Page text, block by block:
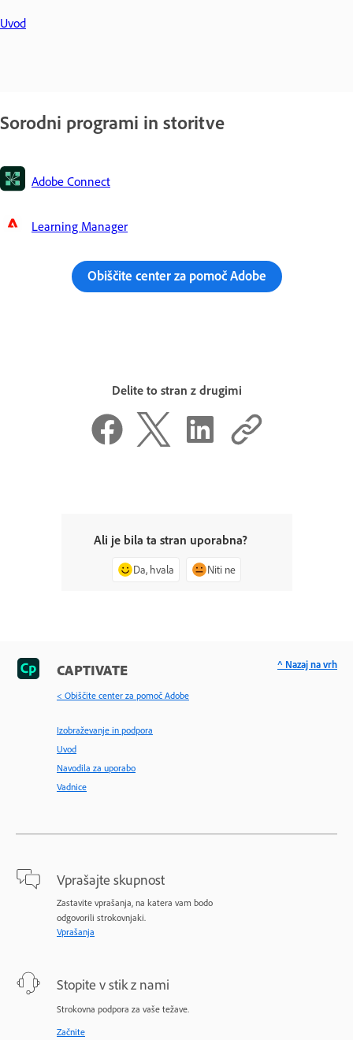
Uvod
Sorodni programi in storitve
Adobe Connect
Learning Manager
Obiščite center za pomoč Adobe
Delite to stran z drugimi
Ali je bila ta stran uporabna?
Da, hvala Niti ne
CAPTIVATE
< Obiščite center za pomoč Adobe
Izobraževanje in podpora
Uvod
Navodila za uporabo
Vadnice
Vprašajte skupnost
Zastavite vprašanja, na katera vam bodo
odgovorili strokovnjaki.
Vprašanja
Stopite v stik z nami
Strokovna podpora za vaše težave.
Začnite
^ Nazaj na vrh